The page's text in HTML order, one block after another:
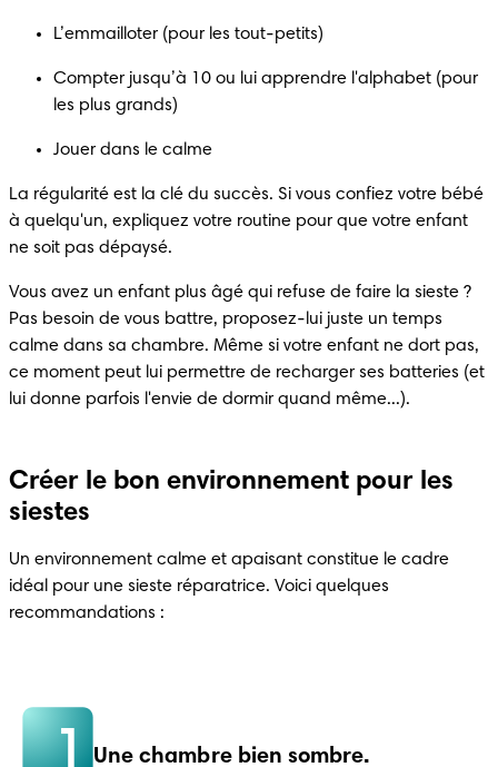
L’emmailloter (pour les tout-petits)
Compter jusqu’à 10 ou lui apprendre l'alphabet (pour
les plus grands)
Jouer dans le calme
La régularité est la clé du succès. Si vous confiez votre bébé
à quelqu'un, expliquez votre routine pour que votre enfant
ne soit pas dépaysé.
Vous avez un enfant plus âgé qui refuse de faire la sieste ?
Pas besoin de vous battre, proposez-lui juste un temps
calme dans sa chambre. Même si votre enfant ne dort pas,
ce moment peut lui permettre de recharger ses batteries (et
lui donne parfois l'envie de dormir quand même...).
Créer le bon environnement pour les
siestes
Un environnement calme et apaisant constitue le cadre
idéal pour une sieste réparatrice. Voici quelques
recommandations :
Une chambre bien sombre.